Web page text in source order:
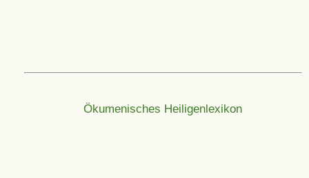
Ökumenisches Heiligenlexikon